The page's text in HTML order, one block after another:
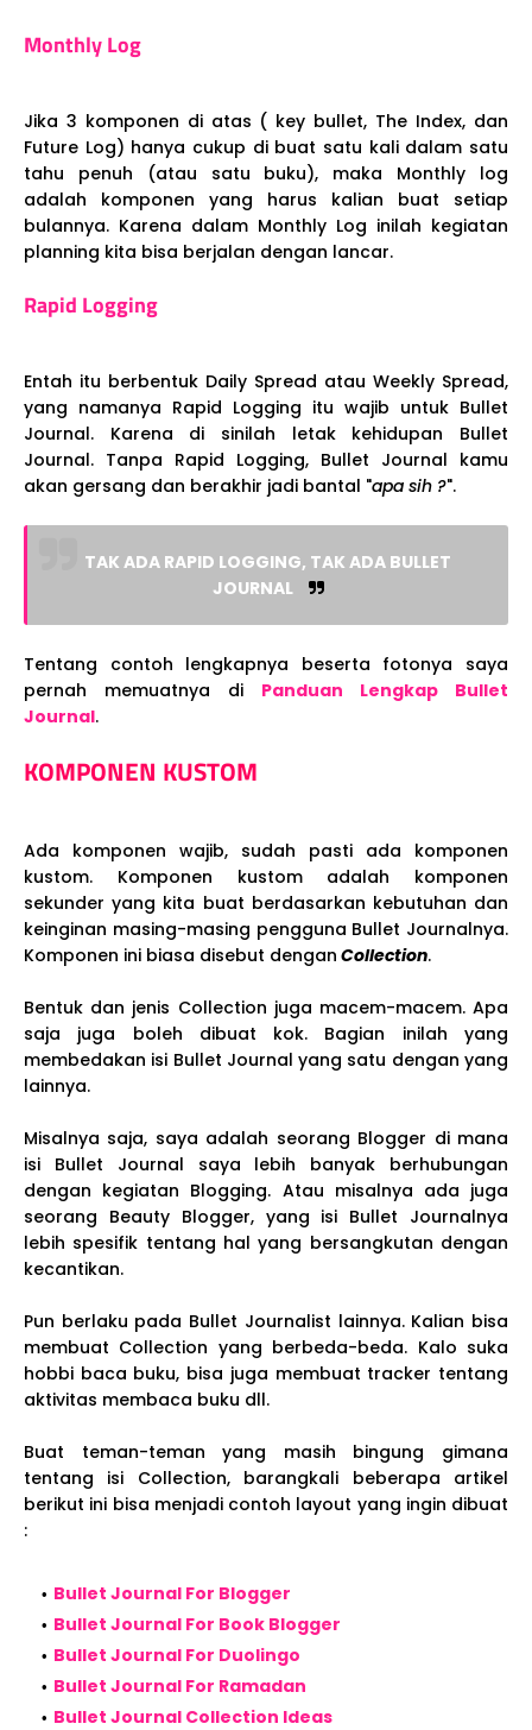
Monthly Log
Jika 3 komponen di atas ( key bullet, The Index, dan
Future Log) hanya cukup di buat satu kali dalam satu
tahu penuh (atau satu buku), maka Monthly log
adalah komponen yang harus kalian buat setiap
bulannya. Karena dalam Monthly Log inilah kegiatan
planning kita bisa berjalan dengan lancar.
Rapid Logging
Entah itu berbentuk Daily Spread atau Weekly Spread,
yang namanya Rapid Logging itu wajib untuk Bullet
Journal. Karena di sinilah letak kehidupan Bullet
Journal. Tanpa Rapid Logging, Bullet Journal kamu
akan gersang dan berakhir jadi bantal "apa sih ?".
TAK ADA RAPID LOGGING, TAK ADA BULLET
JOURNAL
Tentang contoh lengkapnya beserta fotonya saya
pernah memuatnya di Panduan Lengkap Bullet
Journal.
KOMPONEN KUSTOM
Ada komponen wajib, sudah pasti ada komponen
kustom. Komponen kustom adalah komponen
sekunder yang kita buat berdasarkan kebutuhan dan
keinginan masing-masing pengguna Bullet Journalnya.
Komponen ini biasa disebut dengan Collection.
Bentuk dan jenis Collection juga macem-macem. Apa
saja juga boleh dibuat kok. Bagian inilah yang
membedakan isi Bullet Journal yang satu dengan yang
lainnya.
Misalnya saja, saya adalah seorang Blogger di mana
isi Bullet Journal saya lebih banyak berhubungan
dengan kegiatan Blogging. Atau misalnya ada juga
seorang Beauty Blogger, yang isi Bullet Journalnya
lebih spesifik tentang hal yang bersangkutan dengan
kecantikan.
Pun berlaku pada Bullet Journalist lainnya. Kalian bisa
membuat Collection yang berbeda-beda. Kalo suka
hobbi baca buku, bisa juga membuat tracker tentang
aktivitas membaca buku dll.
Buat teman-teman yang masih bingung gimana
tentang isi Collection, barangkali beberapa artikel
berikut ini bisa menjadi contoh layout yang ingin dibuat
:
Bullet Journal For Blogger
Bullet Journal For Book Blogger
Bullet Journal For Duolingo
Bullet Journal For Ramadan
Bullet Journal Collection Ideas